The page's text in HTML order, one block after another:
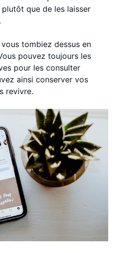
que de les laisser
tombiez dessus en
pouvez toujours les
pour les consulter
ainsi conserver vos
revivre.